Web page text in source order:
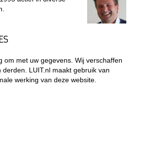
om met uw gegevens. Wij verschaffen
LUIT.nl maakt gebruik van
werking van deze website.